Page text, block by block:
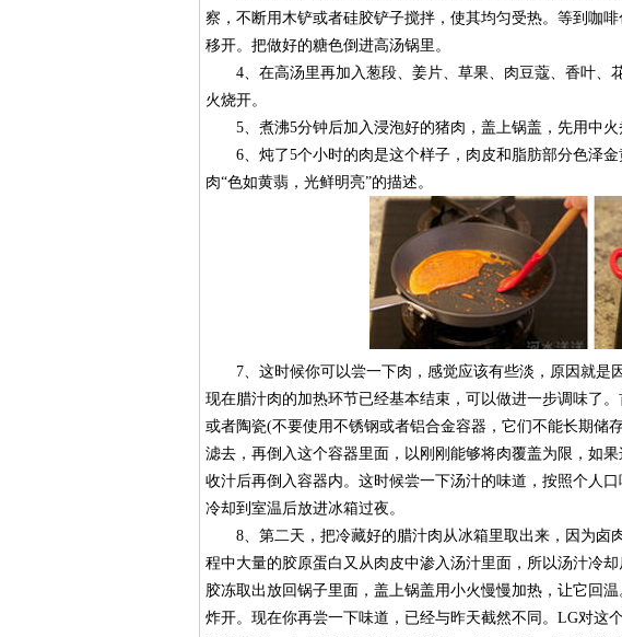
察，不断用木铲或者硅胶铲子搅拌，使其均匀受热。等到咖
移开。把做好的糖色倒进高汤锅里。
4、在高汤里再加入葱段、姜片、草果、肉豆蔻、香叶、
火烧开。
5、煮沸5分钟后加入浸泡好的猪肉，盖上锅盖，先用中火
6、炖了5个小时的肉是这个样子，肉皮和脂肪部分色泽金
肉“色如黄翡，光鲜明亮”的描述。
7、这时候你可以尝一下肉，感觉应该有些淡，原因就是
现在腊汁肉的加热环节已经基本结束，可以做进一步调味了
或者陶瓷(不要使用不锈钢或者铝合金容器，它们不能长期储
滤去，再倒入这个容器里面，以刚刚能够将肉覆盖为限，如
收汁后再倒入容器内。这时候尝一下汤汁的味道，按照个人
冷却到室温后放进冰箱过夜。
8、第二天，把冷藏好的腊汁肉从冰箱里取出来，因为卤
程中大量的胶原蛋白又从肉皮中渗入汤汁里面，所以汤汁冷
胶冻取出放回锅子里面，盖上锅盖用小火慢慢加热，让它回
炸开。现在你再尝一下味道，已经与昨天截然不同。LG对这